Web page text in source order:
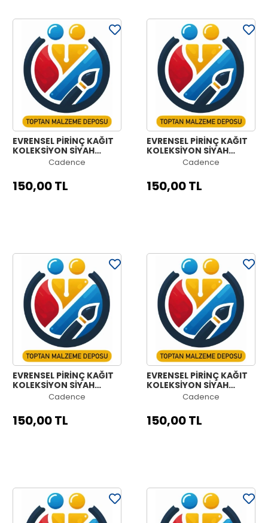
EVRENSEL PİRİNÇ KAĞIT
KOLEKSİYON SİYAH
ZEMİN UC-072 60X60
Cadence
150,00 TL
EVRENSEL PİRİNÇ KAĞIT
KOLEKSİYON SİYAH
ZEMİN UC-067 60X60
Cadence
150,00 TL
EVRENSEL PİRİNÇ KAĞIT
KOLEKSİYON SİYAH
ZEMİN UC-062 60X60
Cadence
150,00 TL
EVRENSEL PİRİNÇ KAĞIT
KOLEKSİYON SİYAH
ZEMİN UC-061 60X60
Cadence
150,00 TL